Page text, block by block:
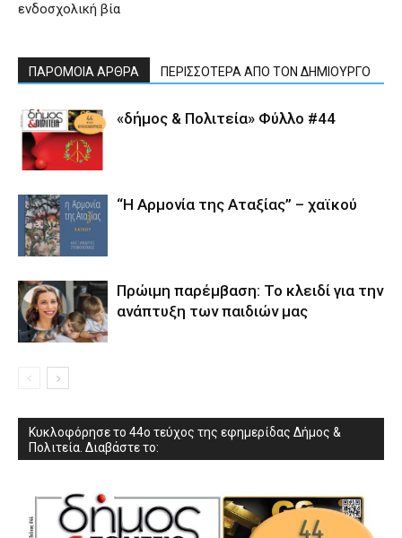
ενδοσχολική βία
ΠΑΡΟΜΟΙΑ ΑΡΘΡΑ ΠΕΡΙΣΣΟΤΕΡΑ ΑΠΟ ΤΟΝ ΔΗΜΙΟΥΡΓΟ
«δήμος & Πολιτεία» Φύλλο #44
“Η Αρμονία της Αταξίας” – χαϊκού
Πρώιμη παρέμβαση: Το κλειδί για την
ανάπτυξη των παιδιών µας
Κυκλοφόρησε το 44ο τεύχος της εφημερίδας Δήμος &
Πολιτεία. Διαβάστε το: